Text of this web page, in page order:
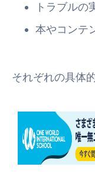
トラブルの
本やコンテ
それぞれの具体